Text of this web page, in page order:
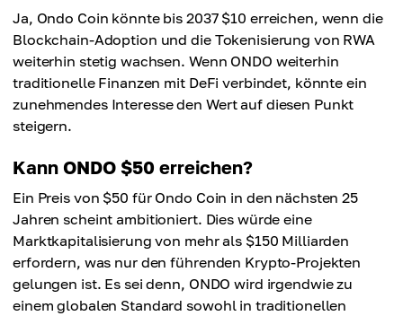
Ja, Ondo Coin könnte bis 2037 $10 erreichen, wenn die
Blockchain-Adoption und die Tokenisierung von RWA
weiterhin stetig wachsen. Wenn ONDO weiterhin
traditionelle Finanzen mit DeFi verbindet, könnte ein
zunehmendes Interesse den Wert auf diesen Punkt
steigern.
Kann ONDO $50 erreichen?
Ein Preis von $50 für Ondo Coin in den nächsten 25
Jahren scheint ambitioniert. Dies würde eine
Marktkapitalisierung von mehr als $150 Milliarden
erfordern, was nur den führenden Krypto-Projekten
gelungen ist. Es sei denn, ONDO wird irgendwie zu
einem globalen Standard sowohl in traditionellen